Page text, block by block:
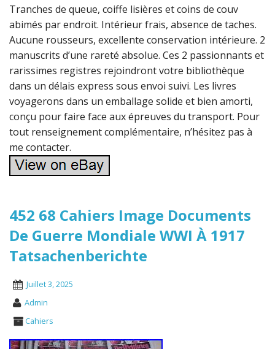
Tranches de queue, coiffe lisières et coins de couv
abimés par endroit. Intérieur frais, absence de taches.
Aucune rousseurs, excellente conservation intérieure. 2
manuscrits d’une rareté absolue. Ces 2 passionnants et
rarissimes registres rejoindront votre bibliothèque
dans un délais express sous envoi suivi. Les livres
voyagerons dans un emballage solide et bien amorti,
conçu pour faire face aux épreuves du transport. Pour
tout renseignement complémentaire, n’hésitez pas à
me contacter.
452 68 Cahiers Image Documents
De Guerre Mondiale WWI À 1917
Tatsachenberichte
Juillet 3, 2025
Admin
Cahiers